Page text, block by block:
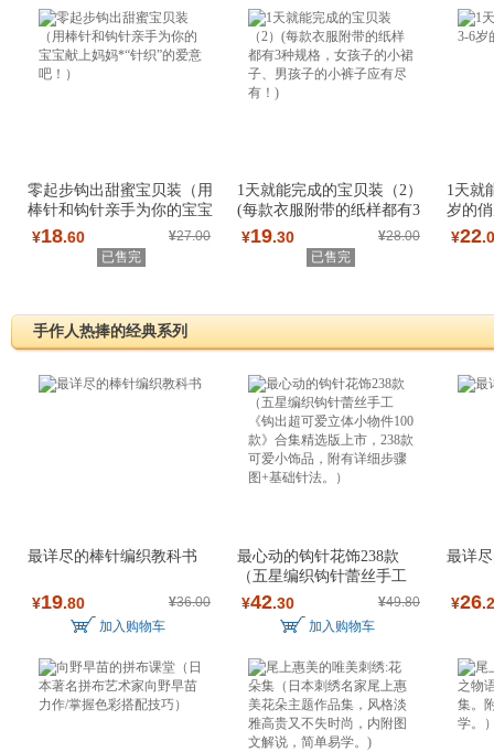
零起步钩出甜蜜宝贝装（用
棒针和钩针亲手为你的宝宝
献上妈妈*“
¥18.60 ¥27.00
已售完
1天就能完成的宝贝装（2）
(每款衣服附带的纸样都有3
种规格，女孩
¥19.30 ¥28.00
已售完
1天就
岁的
¥22
手作人热捧的经典系列
最详尽的棒针编织教科书
¥19.80 ¥36.00
加入购物车
最心动的钩针花饰238款
（五星编织钩针蕾丝手工
《钩出超可爱立体
¥42.30 ¥49.80
加入购物车
最详
¥26